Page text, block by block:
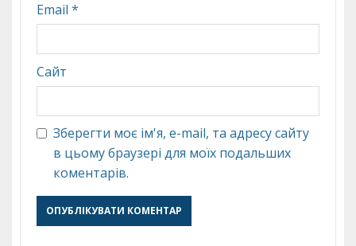
Email *
Сайт
Зберегти моє ім'я, e-mail, та адресу сайту
в цьому браузері для моїх подальших
коментарів.